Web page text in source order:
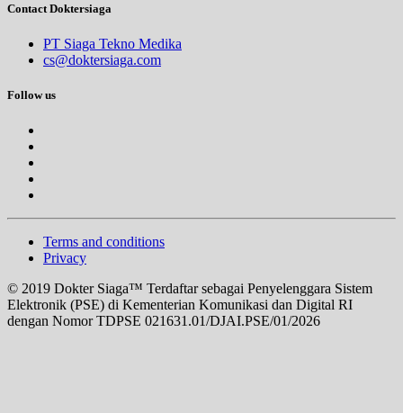
Contact Doktersiaga
PT Siaga Tekno Medika
cs@doktersiaga.com
Follow us
Terms and conditions
Privacy
© 2019 Dokter Siaga™ Terdaftar sebagai Penyelenggara Sistem
Elektronik (PSE) di Kementerian Komunikasi dan Digital RI
dengan Nomor TDPSE 021631.01/DJAI.PSE/01/2026